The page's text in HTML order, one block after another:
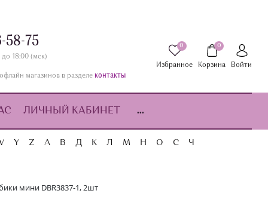
58-75
18:00 (мск)
магазинов в разделе контакты
0
Избранное
0
Корзина Войти
ЛИЧНЫЙ КАБИНЕТ ...
Y Z А В Д К Л М Н О С Ч
мини DBR3837-1, 2шт